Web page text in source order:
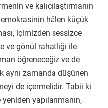
ve kalıcılaştırmanın
hâlen küçük
içimizden sessizce
ve gönül rahatlığı ile
öğreneceğiz ve de
aynı zamanda düşünen
de içermelidir. Tabii ki
yapılanmanın,